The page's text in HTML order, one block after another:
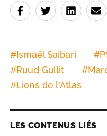
#Ismaël Saibari #
#Ruud Gullit #
#Lions de l'Atlas
LES CONTENUS LIÉS